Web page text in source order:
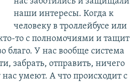
наши интересы. Когда к
человеку в троллейбусе или
то с полномочиями и тащит
благо. У нас вообще система
забрать, отправить, ничего
нас умеют. А что происходит с